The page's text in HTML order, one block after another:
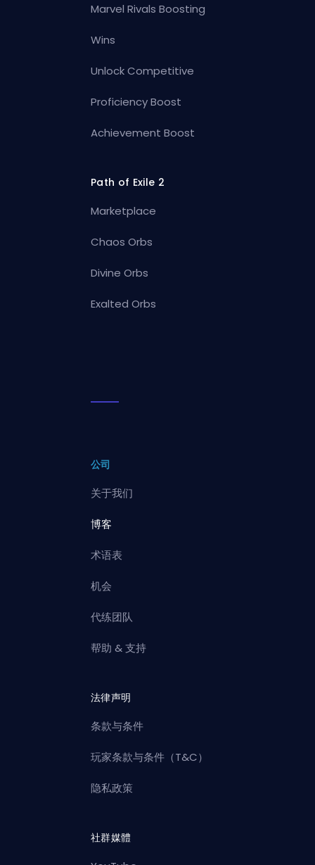
Marvel Rivals Boosting
Wins
Unlock Competitive
Proficiency Boost
Achievement Boost
Path of Exile 2
Marketplace
Chaos Orbs
Divine Orbs
Exalted Orbs
公司
关于我们
博客
术语表
机会
代练团队
帮助 & 支持
法律声明
条款与条件
玩家条款与条件（T&C）
隐私政策
社群媒體